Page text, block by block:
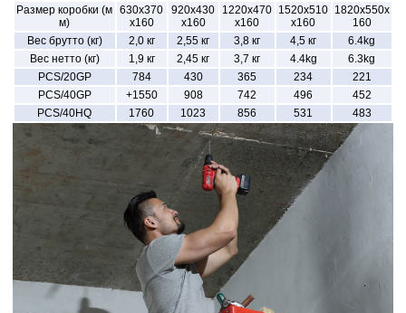
Размер коробки (м
м)
630x370
x160
920x430
x160
1220x470
x160
1520x510
x160
1820x550x
160
Вес брутто (кг)
2,0 кг 2,55 кг 3,8 кг 4,5 кг
6.4kg
Вес нетто (кг)
1,9 кг 2,45 кг 3,7 кг 4.4kg
6.3kg
PCS/20GP
784 430 365 234
221
PCS/40GP
+1550 908 742 496
452
PCS/40HQ
1760 1023 856 531 483